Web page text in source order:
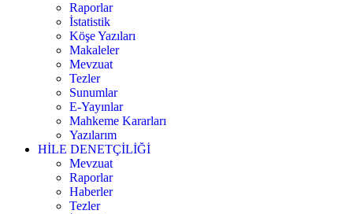
Raporlar
İstatistik
Köşe Yazıları
Makaleler
Mevzuat
Tezler
Sunumlar
E-Yayınlar
Mahkeme Kararları
Yazılarım
HİLE DENETÇİLİĞİ
Mevzuat
Raporlar
Haberler
Tezler